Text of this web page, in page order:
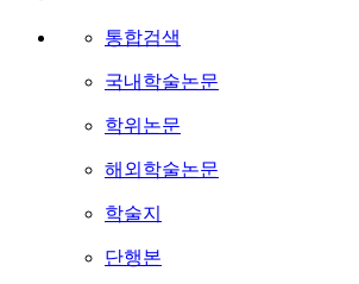
통합검색
국내학술논문
학위논문
해외학술논문
학술지
단행본